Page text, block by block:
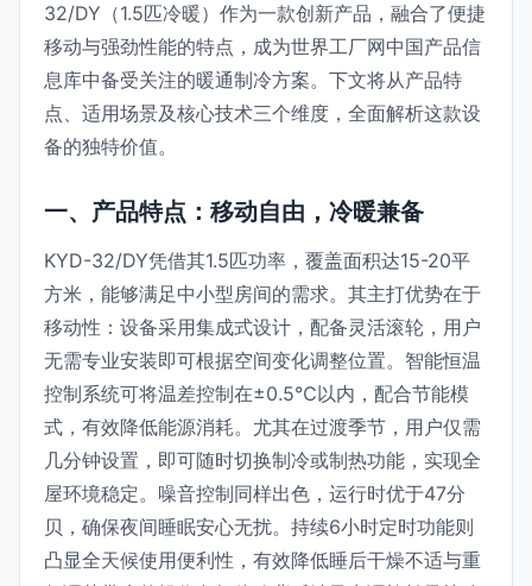
32/DY（1.5匹冷暖）作为一款创新产品，融合了便捷
移动与强劲性能的特点，成为世界工厂网中国产品信
息库中备受关注的暖通制冷方案。下文将从产品特
点、适用场景及核心技术三个维度，全面解析这款设
备的独特价值。
一、产品特点：移动自由，冷暖兼备
KYD-32/DY凭借其1.5匹功率，覆盖面积达15-20平
方米，能够满足中小型房间的需求。其主打优势在于
移动性：设备采用集成式设计，配备灵活滚轮，用户
无需专业安装即可根据空间变化调整位置。智能恒温
控制系统可将温差控制在±0.5℃以内，配合节能模
式，有效降低能源消耗。尤其在过渡季节，用户仅需
几分钟设置，即可随时切换制冷或制热功能，实现全
屋环境稳定。噪音控制同样出色，运行时优于47分
贝，确保夜间睡眠安心无扰。持续6小时定时功能则
凸显全天候使用便利性，有效降低睡后干燥不适与重